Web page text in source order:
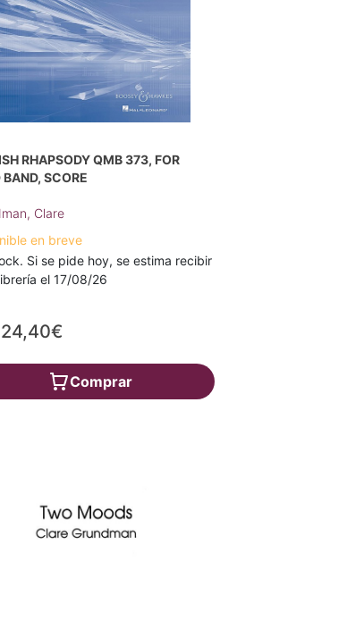
RHAPSODY QMB 373, FOR
SCORE
Clare
en breve
Si se pide hoy, se estima recibir
el 17/08/26
24,40€
Comprar